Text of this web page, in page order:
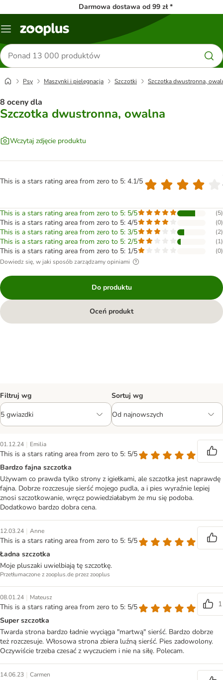
Darmowa dostawa od 99 zł *
Menu
Szukaj
produktów
Psy Maszynki i pielęgnacja Szczotki Szczotka dwustronna,
8 oceny dla
Szczotka dwustronna, owalna
Wczytaj zdjęcie produktu
This is a stars rating area from zero to 5: 4.1/5
This is a stars rating area from zero to 5: 5/5 (5)
This is a stars rating area from zero to 5: 4/5 (0)
This is a stars rating area from zero to 5: 3/5 (2)
This is a stars rating area from zero to 5: 2/5 (1)
This is a stars rating area from zero to 5: 1/5 (0)
Dowiedz się, w jaki sposób zarządzamy opiniami
Do produktu
Oceń produkt
Filtruj wg Sortuj wg
01.12.24 | Emilia
This is a stars rating area from zero to 5: 5/5
Bardzo fajna szczotka
Używam co prawda tylko strony z igiełkami, ale szczotka jest naprawdę
fajna. Dobrze rozczesuje sierść mojego pudla, a i pies wyraźnie lepiej
znosi szczotkowanie, wręcz powiedziałabym że mu się podoba.
Dodatkowo bardzo dobra cena.
12.03.24 | Anne
This is a stars rating area from zero to 5: 5/5
Ładna szczotka
Moje pluszaki uwielbiają tę szczotkę.
Przetłumaczone z zooplus.de przez zooplus
08.01.24 | Mateusz
This is a stars rating area from zero to 5: 5/5
1
Super szczotka
Twarda strona bardzo ładnie wyciąga "martwą" sierść. Bardzo dobrze
też rozczesuje. Włosowa strona zbiera luźną sierść. Pies zadowolony.
Oczywiście trzeba czesać z wyczuciem i nie na siłę. Polecam.
14.06.23 | Carmen